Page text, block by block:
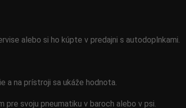
alebo si ho kúpte v predajni s autodoplnkami.
na prístroji sa ukáže hodnota.
svoju pneumatiku v baroch alebo v psi.